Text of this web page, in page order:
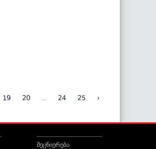
19 20 24 25 ›
მეცნიერება